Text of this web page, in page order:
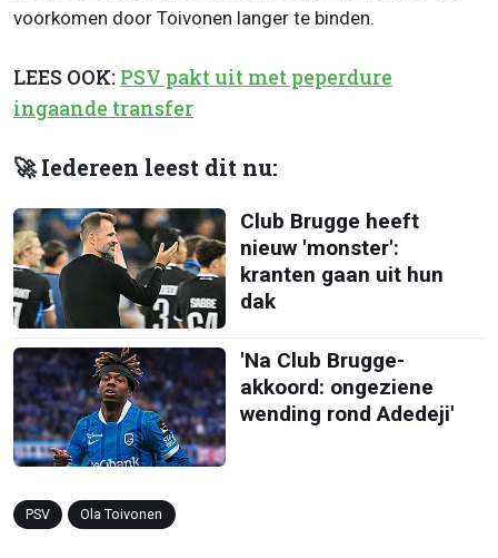
voorkomen door Toivonen langer te binden.
LEES OOK: PSV pakt uit met peperdure
ingaande transfer
🚀 Iedereen leest dit nu:
Club Brugge heeft
nieuw 'monster':
kranten gaan uit hun
dak
'Na Club Brugge-
akkoord: ongeziene
wending rond Adedeji'
PSV Ola Toivonen